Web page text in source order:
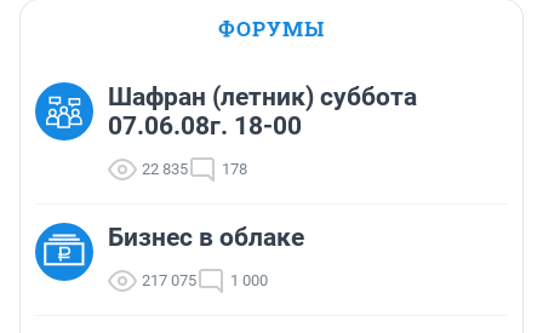
ФОРУМЫ
Шафран (летник) суббота
07.06.08г. 18-00
22 835 178
Бизнес в облаке
217 075 1 000